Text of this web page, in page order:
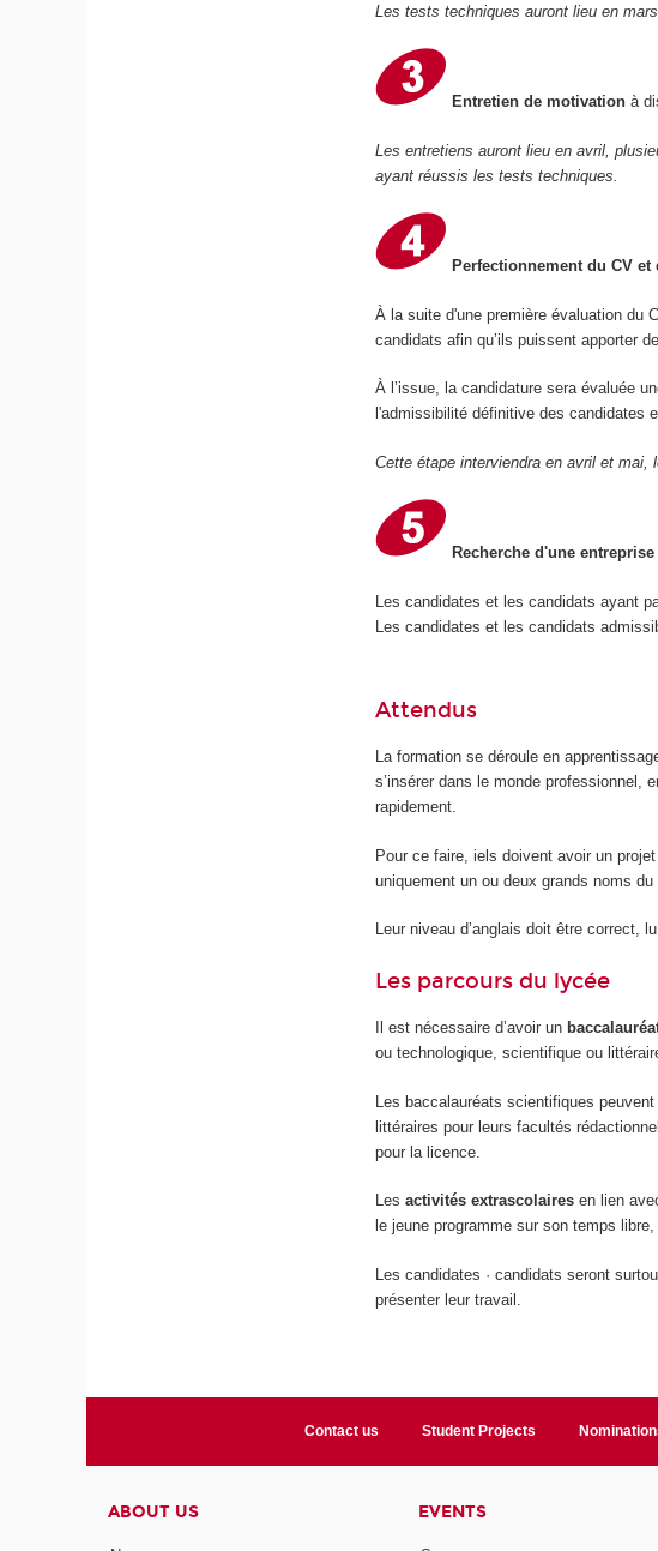
Les tests techniques auront lieu en
Entretien de motivationà
Les entretiens auront lieu en avril,
ayant réussis les tests techniques.
Perfectionnement du CV
À la suite d'une première évaluation du
candidats afin qu’ils puissent apporter
À l’issue, la candidature sera évaluée
l'admissibilité définitive des candidates
Cette étape interviendra en avril et mai,
Recherche d'une
Les candidates et les candidats ayant
Les candidates et les candidats
Attendus
La formation se déroule en
s’insérer dans le monde professionnel,
rapidement.
Pour ce faire, iels doivent avoir un
uniquement un ou deux grands noms du
Leur niveau d’anglais doit être correct,
Les parcours du lycée
Il est nécessaire d’avoir un
ou technologique, scientifique ou
Les baccalauréats scientifiques
littéraires pour leurs facultés
pour la licence.
Lesactivités extrascolaires en lien
le jeune programme sur son temps
Les candidates · candidats seront
présenter leur travail.
Contact us Student Projects
ABOUT US EVENTS